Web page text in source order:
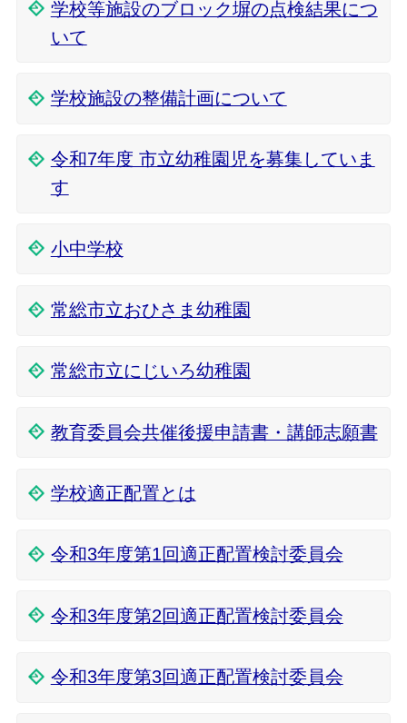
学校等施設のブロック塀の点検結果につ
いて
学校施設の整備計画について
令和7年度 市立幼稚園児を募集していま
す
小中学校
常総市立おひさま幼稚園
常総市立にじいろ幼稚園
教育委員会共催後援申請書・講師志願書
学校適正配置とは
令和3年度第1回適正配置検討委員会
令和3年度第2回適正配置検討委員会
令和3年度第3回適正配置検討委員会